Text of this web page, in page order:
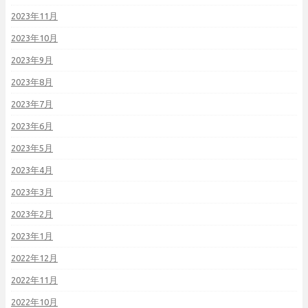
2023年11月
2023年10月
2023年9月
2023年8月
2023年7月
2023年6月
2023年5月
2023年4月
2023年3月
2023年2月
2023年1月
2022年12月
2022年11月
2022年10月